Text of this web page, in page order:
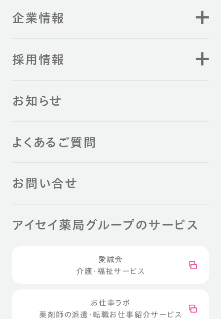
企業情報
採用情報
お知らせ
よくあるご質問
お問い合せ
アイセイ薬局グループのサービス
愛誠会
介護・福祉サービス
お仕事ラボ
薬剤師の派遣・転職お仕事紹介サービス